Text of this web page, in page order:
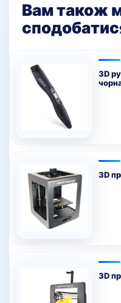
Вам також
3D
3D
3D